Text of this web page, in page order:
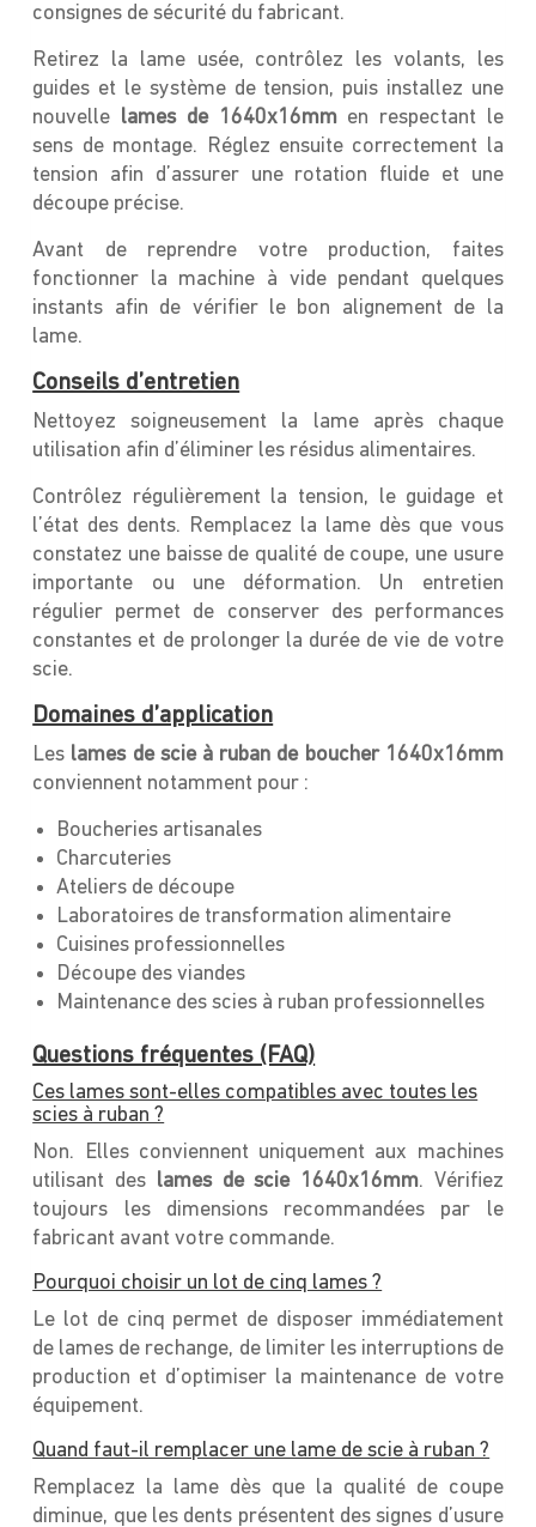
consignes de sécurité du fabricant.
Retirez la lame usée, contrôlez les volants, les
guides et le système de tension, puis installez une
nouvelle lames de 1640x16mmen respectant le
sens de montage. Réglez ensuite correctement la
tension afin d’assurer une rotation fluide et une
découpe précise.
Avant de reprendre votre production, faites
fonctionner la machine à vide pendant quelques
instants afin de vérifier le bon alignement de la
lame.
Conseils d’entretien
Nettoyez soigneusement la lame après chaque
utilisation afin d’éliminer les résidus alimentaires.
Contrôlez régulièrement la tension, le guidage et
l’état des dents. Remplacez la lame dès que vous
constatez une baisse de qualité de coupe, une usure
importante ou une déformation. Un entretien
régulier permet de conserver des performances
constantes et de prolonger la durée de vie de votre
scie.
Domaines d’application
Les lames de scie à ruban de boucher 1640x16mm
conviennent notamment pour :
Boucheries artisanales
Charcuteries
Ateliers de découpe
Laboratoires de transformation alimentaire
Cuisines professionnelles
Découpe des viandes
Maintenance des scies à ruban professionnelles
Questions fréquentes (FAQ)
Ces lames sont-elles compatibles avec toutes les
scies à ruban ?
Non. Elles conviennent uniquement aux machines
utilisant des lames de scie 1640x16mm. Vérifiez
toujours les dimensions recommandées par le
fabricant avant votre commande.
Pourquoi choisir un lot de cinq lames ?
Le lot de cinq permet de disposer immédiatement
de lames de rechange, de limiter les interruptions de
production et d’optimiser la maintenance de votre
équipement.
Quand faut-il remplacer une lame de scie à ruban ?
Remplacez la lame dès que la qualité de coupe
diminue, que les dents présentent des signes d’usure